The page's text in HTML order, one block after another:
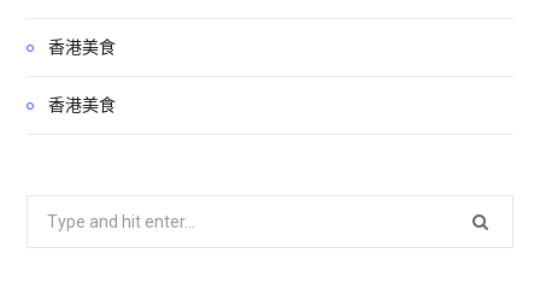
香港美食
香港美食